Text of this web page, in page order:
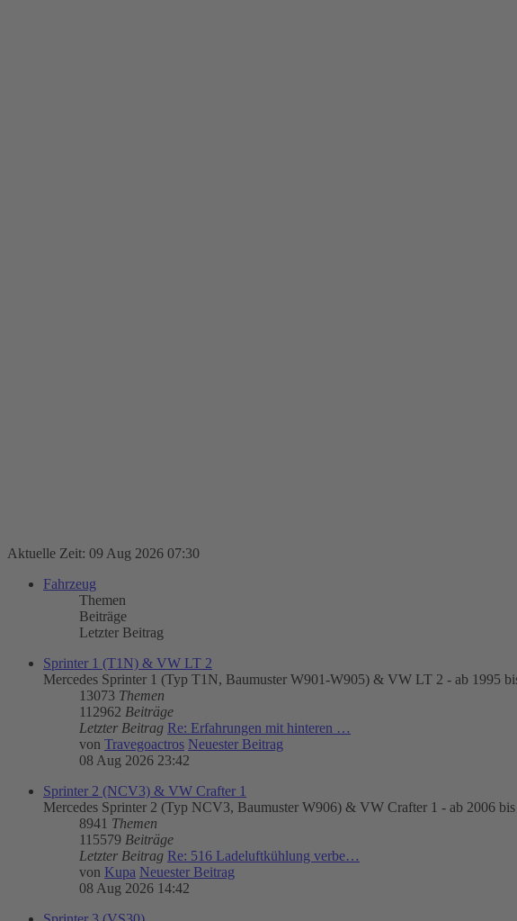
Aktuelle Zeit: 09 Aug 2026 07:30
Fahrzeug
Themen
Beiträge
Letzter Beitrag
Sprinter 1 (T1N) & VW LT 2
Mercedes Sprinter 1 (Typ T1N, Baumuster W901-W905) & VW LT 2 - ab 1995
13073 Themen
112962 Beiträge
Letzter Beitrag Re: Erfahrungen mit hinteren …
von Travegoactros Neuester Beitrag
08 Aug 2026 23:42
Sprinter 2 (NCV3) & VW Crafter 1
Mercedes Sprinter 2 (Typ NCV3, Baumuster W906) & VW Crafter 1 - ab 2006
8941 Themen
115579 Beiträge
Letzter Beitrag Re: 516 Ladeluftkühlung verbe…
von Kupa Neuester Beitrag
08 Aug 2026 14:42